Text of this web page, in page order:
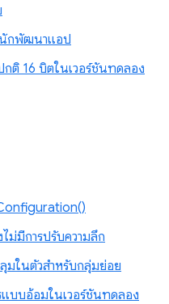
นักพัฒนาแอป
ติ 16 บิตในเวอร์ชันทดลอง
ม่มีการปรับความลึก
ในตัวสำหรับกลุ่มย่อย
แบบอ้อมในเวอร์ชันทดลอง